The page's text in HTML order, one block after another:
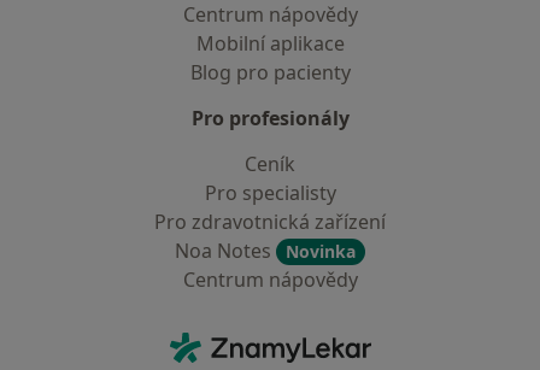
Centrum nápovědy
Mobilní aplikace
Blog pro pacienty
Pro profesionály
Ceník
Pro specialisty
Pro zdravotnická zařízení
Noa Notes
Novinka
Centrum nápovědy
ZnamyLekar - Hlavní stránka